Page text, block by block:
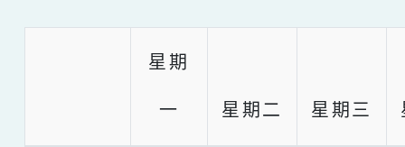
星期
一 星期二 星期三